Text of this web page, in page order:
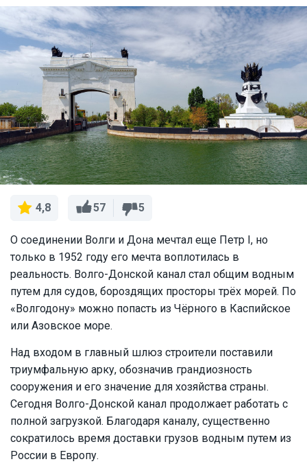
4,8 57 5
О соединении Волги и Дона мечтал еще Петр I, но
только в 1952 году его мечта воплотилась в
реальность. Волго-Донской канал стал общим водным
путем для судов, бороздящих просторы трёх морей. По
«Волгодону» можно попасть из Чёрного в Каспийское
или Азовское море.
Над входом в главный шлюз строители поставили
триумфальную арку, обозначив грандиозность
сооружения и его значение для хозяйства страны.
Сегодня Волго-Донской канал продолжает работать с
полной загрузкой. Благодаря каналу, существенно
сократилось время доставки грузов водным путем из
России в Европу.